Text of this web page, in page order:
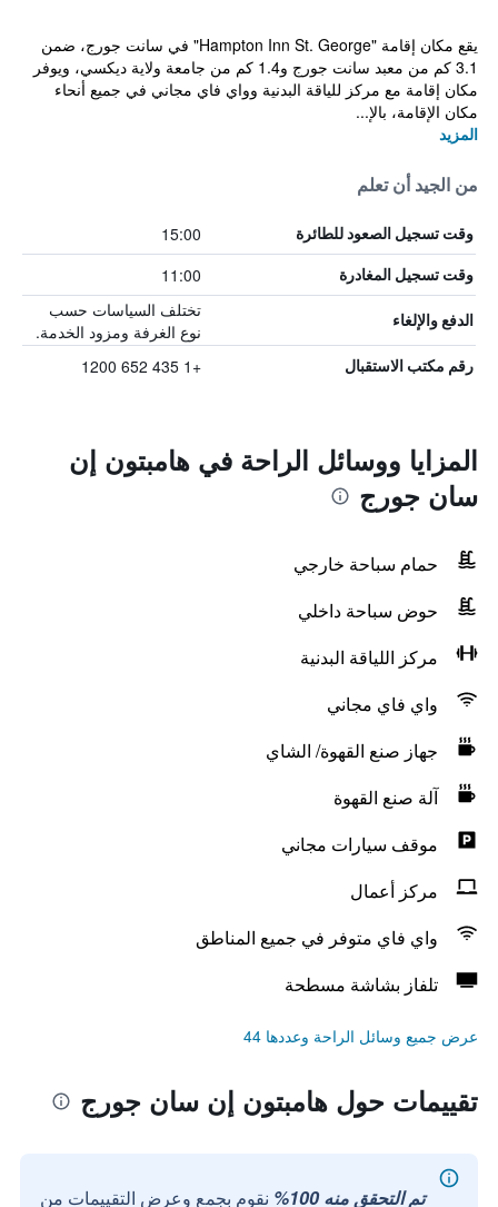
يقع مكان إقامة "Hampton Inn St. George" في سانت جورج، ضمن
3.1 كم من معبد سانت جورج و1.4 كم من جامعة ولاية ديكسي، ويوفر
مكان إقامة مع مركز للياقة البدنية وواي فاي مجاني في جميع أنحاء
مكان الإقامة، بالإ...
المزيد
من الجيد أن تعلم
وقت تسجيل الصعود للطائرة 15:00
وقت تسجيل المغادرة 11:00
الدفع والإلغاء
تختلف السياسات حسب
نوع الغرفة ومزود الخدمة.
رقم مكتب الاستقبال +1 435 652 1200
المزايا ووسائل الراحة في هامبتون إن
سان جورج
حمام سباحة خارجي
حوض سباحة داخلي
مركز اللياقة البدنية
واي فاي مجاني
جهاز صنع القهوة/ الشاي
آلة صنع القهوة
موقف سيارات مجاني
مركز أعمال
واي فاي متوفر في جميع المناطق
تلفاز بشاشة مسطحة
عرض جميع وسائل الراحة وعددها 44
تقييمات حول هامبتون إن سان جورج
تم التحقق منه 100% نقوم بجمع وعرض التقييمات من